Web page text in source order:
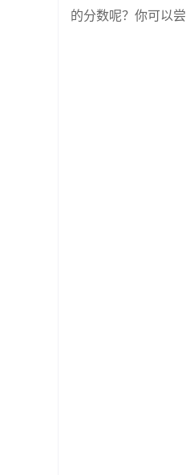
的分数呢？你可以